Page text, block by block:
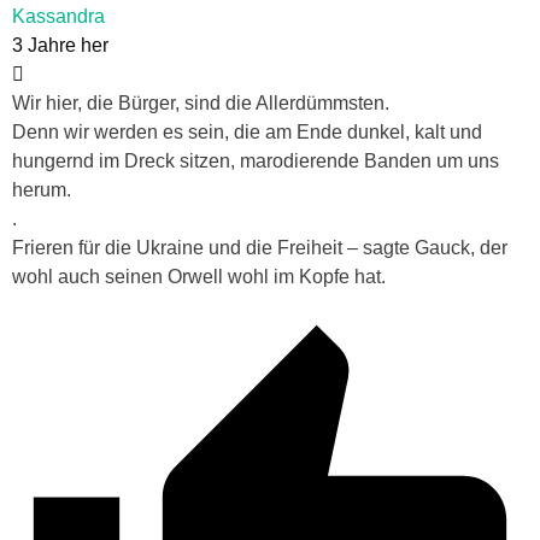
Kassandra
3 Jahre her
Wir hier, die Bürger, sind die Allerdümmsten.
Denn wir werden es sein, die am Ende dunkel, kalt und
hungernd im Dreck sitzen, marodierende Banden um uns
herum.
.
Frieren für die Ukraine und die Freiheit – sagte Gauck, der
wohl auch seinen Orwell wohl im Kopfe hat.